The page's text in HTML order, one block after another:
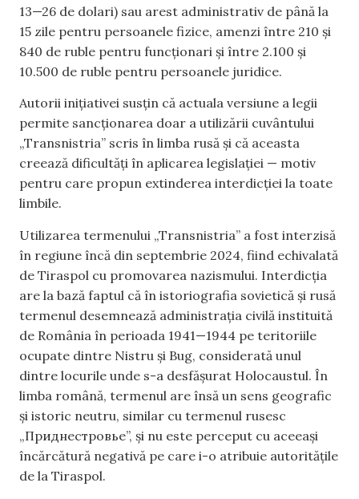
13—26 de dolari) sau arest administrativ de până la
15 zile pentru persoanele fizice, amenzi între 210 și
840 de ruble pentru funcționari și între 2.100 și
10.500 de ruble pentru persoanele juridice.
Autorii inițiativei susțin că actuala versiune a legii
permite sancționarea doar a utilizării cuvântului
„Transnistria” scris în limba rusă și că aceasta
creează dificultăți în aplicarea legislației — motiv
pentru care propun extinderea interdicției la toate
limbile.
Utilizarea termenului „Transnistria” a fost interzisă
în regiune încă din septembrie 2024, fiind echivalată
de Tiraspol cu promovarea nazismului. Interdicția
are la bază faptul că în istoriografia sovietică și rusă
termenul desemnează administrația civilă instituită
de România în perioada 1941—1944 pe teritoriile
ocupate dintre Nistru și Bug, considerată unul
dintre locurile unde s-a desfășurat Holocaustul. În
limba română, termenul are însă un sens geografic
și istoric neutru, similar cu termenul rusesc
„Приднестровье”, și nu este perceput cu aceeași
încărcătură negativă pe care i-o atribuie autoritățile
de la Tiraspol.